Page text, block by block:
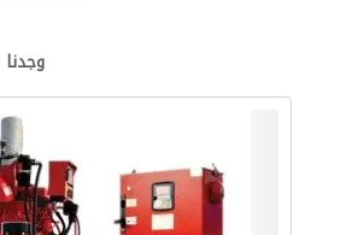
وجدنا 1 شركات أمن المنازل